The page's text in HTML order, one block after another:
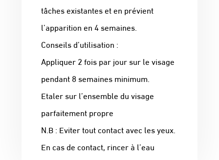
tâches existantes et en prévient
l’apparition en 4 semaines.
Conseils d’utilisation :
Appliquer 2 fois par jour sur le visage
pendant 8 semaines minimum.
Etaler sur l’ensemble du visage
parfaitement propre
N.B : Eviter tout contact avec les yeux.
En cas de contact, rincer à l’eau